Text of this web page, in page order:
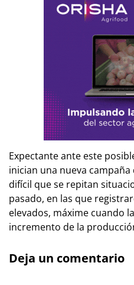
Expectante ante este
inician una nueva
difícil que se repitan
pasado, en las que
elevados, máxime cuando
incremento de la
Deja un comentario